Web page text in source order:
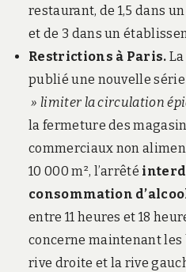
restaurant, de 1,5 dans
et de 3 dans un
Restrictions à Paris.La
publié une nouvelle
» limiter la circulation
la fermeture des
commerciaux non
10 000 m², l’arrêté
consommation
entre 11 heures et 18
concerne maintenant les
rive droite et la rive